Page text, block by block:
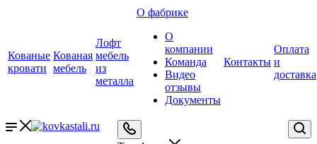
Кованые
кровати
Кованая
мебель
Лофт
мебель
из
металла
О фабрике
О
компании
Команда
Видео
отзывы
Документы
Контакты
Оплата
и
доставка